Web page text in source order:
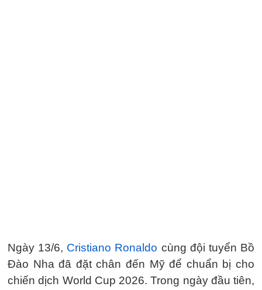
Ngày 13/6, Cristiano Ronaldo cùng đội tuyển Bồ
Đào Nha đã đặt chân đến Mỹ để chuẩn bị cho
chiến dịch World Cup 2026. Trong ngày đầu tiên,